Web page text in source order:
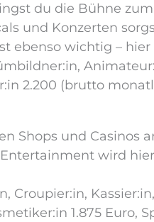
du die Bühne
und Konzerten
ebenso wichtig –
2.200 (brutto
Shops und Casinos
wird
Croupier:in,
1.875 Euro,